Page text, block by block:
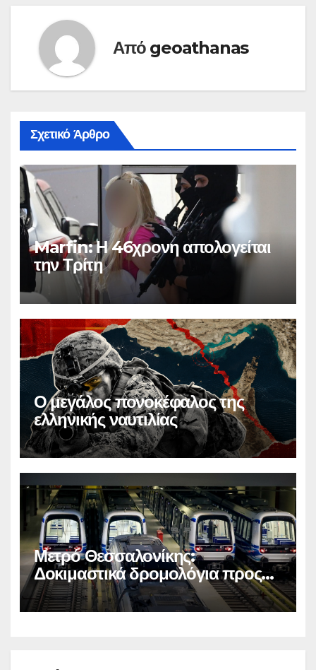
Από geoathanas
Σχετικό Άρθρο
Marfin: Η 46χρονη απολογείται
την Τρίτη
Ο μεγάλος πονοκέφαλος της
ελληνικής ναυτιλίας
Μετρό Θεσσαλονίκης:
Δοκιμαστικά δρομολόγια προς
Καλαμαριά